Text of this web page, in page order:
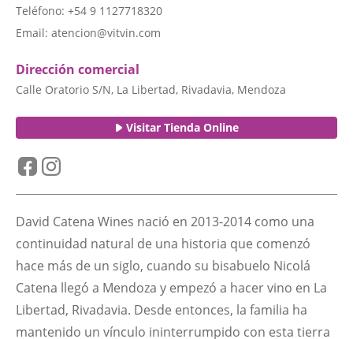
Teléfono: +54 9 1127718320
Email: atencion@vitvin.com
Dirección comercial
Calle Oratorio S/N, La Libertad, Rivadavia, Mendoza
Visitar Tienda Online
David Catena Wines nació en 2013-2014 como una
continuidad natural de una historia que comenzó
hace más de un siglo, cuando su bisabuelo Nicolá
Catena llegó a Mendoza y empezó a hacer vino en La
Libertad, Rivadavia. Desde entonces, la familia ha
mantenido un vínculo ininterrumpido con esta tierra